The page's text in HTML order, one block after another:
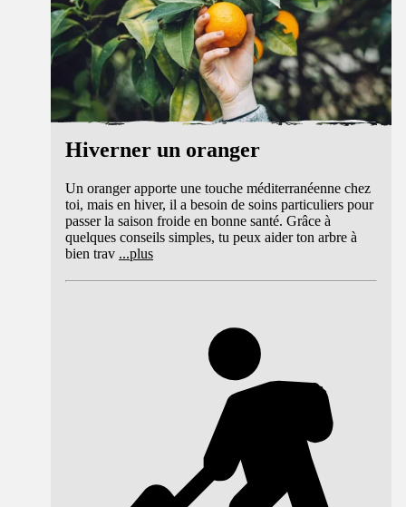
Hiverner un oranger
Un oranger apporte une touche méditerranéenne chez
toi, mais en hiver, il a besoin de soins particuliers pour
passer la saison froide en bonne santé. Grâce à
quelques conseils simples, tu peux aider ton arbre à
bien trav ...plus